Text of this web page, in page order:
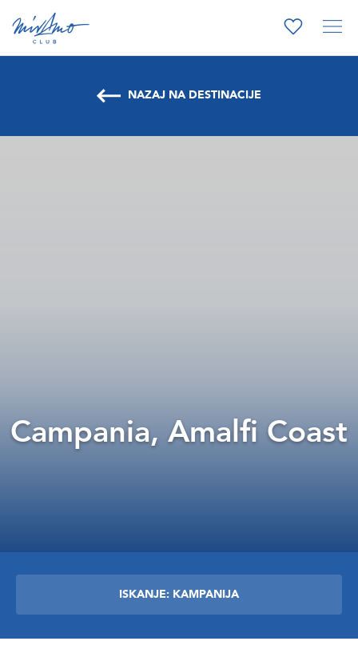
NAZAJ NA DESTINACIJE
Campania, Amalfi Coast
ISKANJE: KAMPANIJA